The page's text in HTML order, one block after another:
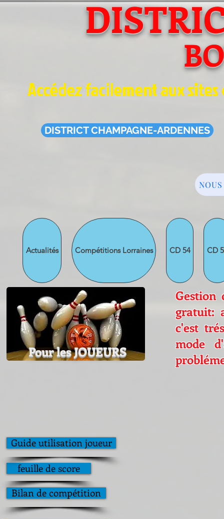
Accédez facilement aux
DISTRICT CHAMPAGNE-ARDENNES
Actualités Compétitions Lorraines CD 54 CD
Pour les JOUEURS
Gestion
gratuit:
c'est
mode
feuille de score
Bilan de compétition
Guide utilisation joueur